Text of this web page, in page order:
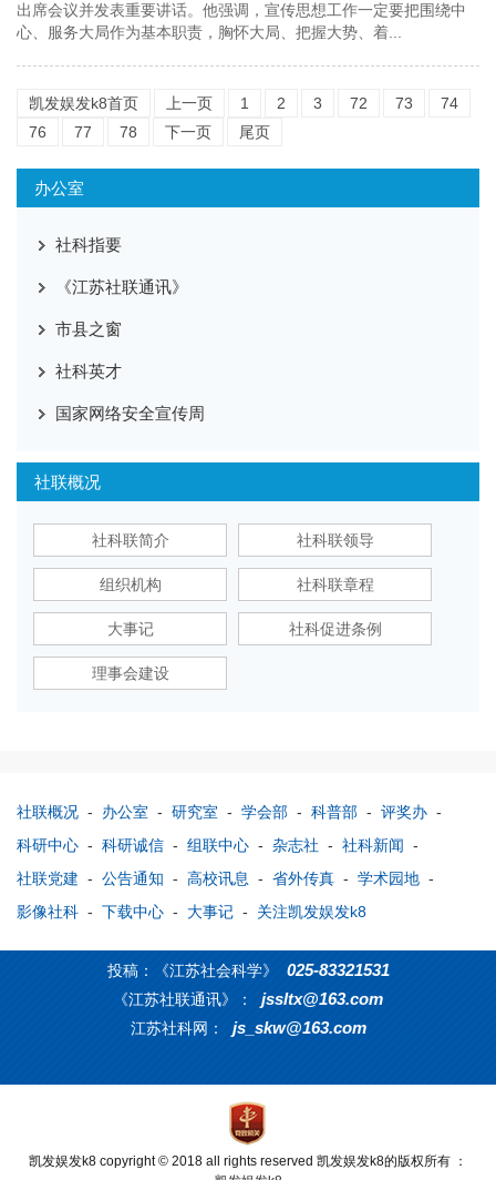
出席会议并发表重要讲话。他强调，宣传思想工作一定要把围绕中
心、服务大局作为基本职责，胸怀大局、把握大势、着...
凯发娱发k8首页 上一页 1 2 3 72 73
74
76
77 78 下一页 尾页
办公室
社科指要
《江苏社联通讯》
市县之窗
社科英才
国家网络安全宣传周
社联概况
社科联简介 社科联领导
组织机构 社科联章程
大事记 社科促进条例
理事会建设
社联概况 - 办公室 - 研究室 - 学会部 - 科普部 - 评奖办 -
科研中心 - 科研诚信 - 组联中心 - 杂志社 - 社科新闻 -
社联党建 - 公告通知 - 高校讯息 - 省外传真 - 学术园地 -
影像社科 - 下载中心 - 大事记 - 关注凯发娱发k8
投稿：《江苏社会科学》 025-83321531
《江苏社联通讯》： jssltx@163.com
江苏社科网： js_skw@163.com
凯发娱发k8 copyright © 2018 all rights reserved 凯发娱发k8的版权所有 ：